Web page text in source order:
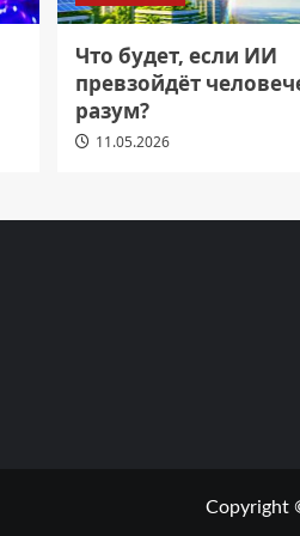
Что будет, если ИИ
превзойдёт
разум?
11.05.2026
Copyright